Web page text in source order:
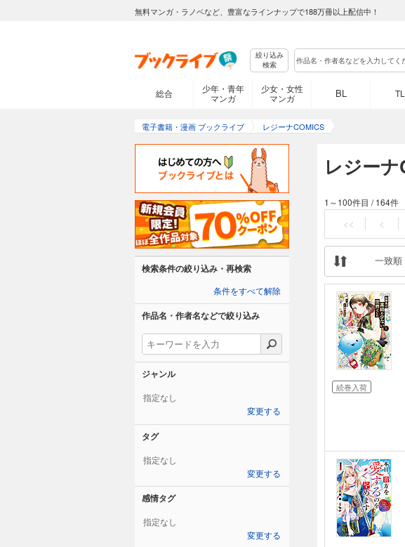
無料マンガ・ラノベなど、豊富なラインナップで188万冊以上配信中！
絞り込み
検索
総合
少年・青年
マンガ
少女・女性
マンガ
BL TL
電子書籍・漫画 ブックライブ レジーナCOMICS
レジー
1～100件目 /164件
<< <
一致順
続巻入荷
検索条件の絞り込み・再検索
条件をすべて解除
作品名・作者名などで絞り込み
ジャンル
指定なし
変更する
タグ
指定なし
変更する
感情タグ
指定なし
変更する